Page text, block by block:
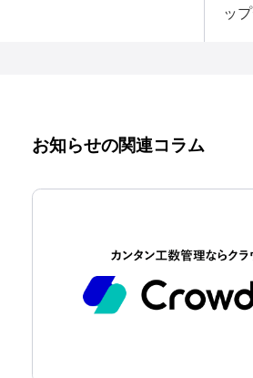
ッ
お知らせの関連コラム